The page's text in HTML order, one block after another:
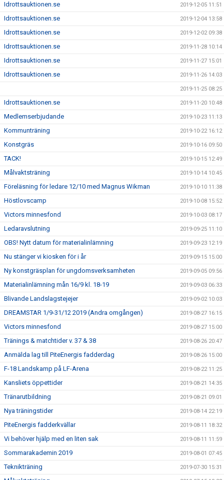
Idrottsauktionen.se 2019-12-05 11:51
Idrottsauktionen.se 2019-12-04 13:58
Idrottsauktionen.se 2019-12-02 09:38
Idrottsauktionen.se 2019-11-28 10:14
Idrottsauktionen.se 2019-11-27 15:01
Idrottsauktionen.se 2019-11-26 14:03
2019-11-25 08:25
Idrottsauktionen.se 2019-11-20 10:48
Medlemserbjudande 2019-10-23 11:13
Kommunträning 2019-10-22 16:12
Konstgräs 2019-10-16 09:50
TACK! 2019-10-15 12:49
Målvaktsträning 2019-10-14 10:45
Föreläsning för ledare 12/10 med Magnus Wikman 2019-10-10 11:38
Höstlovscamp 2019-10-08 15:52
Victors minnesfond 2019-10-03 08:17
Ledaravslutning 2019-09-25 11:10
OBS! Nytt datum för materialinlämning 2019-09-23 12:19
Nu stänger vi kiosken för i år 2019-09-15 15:00
Ny konstgräsplan för ungdomsverksamheten 2019-09-05 09:56
Materialinlämning mån 16/9 kl. 18-19 2019-09-03 06:33
Blivande Landslagstejejer 2019-09-02 10:03
DREAMSTAR 1/9-31/12 2019 (Andra omgången) 2019-08-27 16:15
Victors minnesfond 2019-08-27 15:00
Tränings & matchtider v. 37 & 38 2019-08-26 20:47
Anmälda lag till PiteEnergis fadderdag 2019-08-26 15:00
F-18 Landskamp på LF-Arena 2019-08-22 11:25
Kansliets öppettider 2019-08-21 14:35
Tränarutbildning 2019-08-21 09:01
Nya träningstider 2019-08-14 22:19
PiteEnergis fadderkvällar 2019-08-11 18:32
Vi behöver hjälp med en liten sak 2019-08-11 11:59
Sommarakademin 2019 2019-08-01 07:45
Teknikträning 2019-07-30 15:31